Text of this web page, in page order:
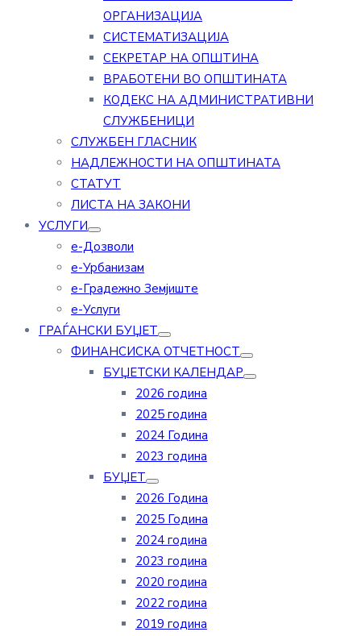
ОРГАНИЗАЦИЈА
СИСТЕМАТИЗАЦИЈА
СЕКРЕТАР НА ОПШТИНА
ВРАБОТЕНИ ВО ОПШТИНАТА
КОДЕКС НА АДМИНИСТРАТИВНИ
СЛУЖБЕНИЦИ
СЛУЖБЕН ГЛАСНИК
НАДЛЕЖНОСТИ НА ОПШТИНАТА
СТАТУТ
ЛИСТА НА ЗАКОНИ
УСЛУГИ
е-Дозволи
е-Урбанизам
е-Градежно Земјиште
е-Услуги
ГРАЃАНСКИ БУЏЕТ
ФИНАНСИСКА ОТЧЕТНОСТ
БУЏЕТСКИ КАЛЕНДАР
2026 година
2025 година
2024 Година
2023 година
БУЏЕТ
2026 Година
2025 Година
2024 година
2023 година
2020 година
2022 година
2019 година